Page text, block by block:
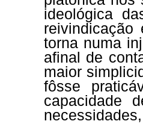
ideológica
torna numa
afinal de
maior
fôsse
capacidade